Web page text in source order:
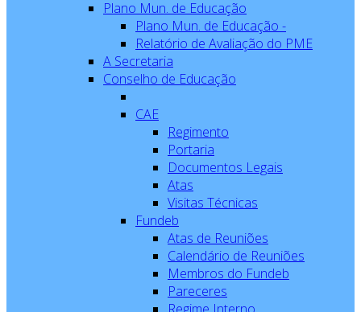
Plano Mun. de Educação
Plano Mun. de Educação -
Relatório de Avaliação do PME
A Secretaria
Conselho de Educação
CAE
Regimento
Portaria
Documentos Legais
Atas
Visitas Técnicas
Fundeb
Atas de Reuniões
Calendário de Reuniões
Membros do Fundeb
Pareceres